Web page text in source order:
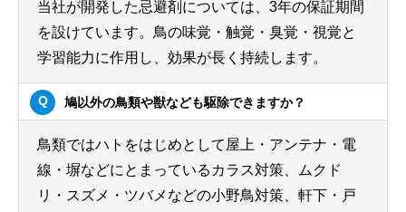
当社が開発した忌避剤については、3年の保証期間
を設けています。鳥の味覚・触覚・臭覚・視覚と
学習能力に作用し、効果が長く持続します。
鳩以外の鳥類や獣なども駆除できますか？
鳥類ではハトをはじめとして屋上・アンテナ・電
線・塀などにとまっているカラス対策、ムクド
リ・スズメ・ツバメなどの小野鳥対策、軒下・戸